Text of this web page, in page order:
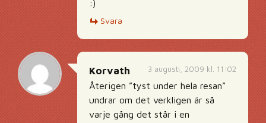
:)
Svara
3 augusti, 2009 kl. 11:02
Korvath
Återigen ”tyst under hela resan”
undrar om det verkligen är så
varje gång det står i en